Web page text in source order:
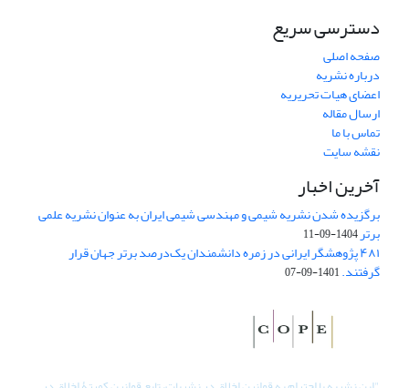
دسترسی سریع
صفحه اصلی
درباره نشریه
اعضای هیات تحریریه
ارسال مقاله
تماس با ما
نقشه سایت
آخرین اخبار
برگزیده شدن نشریه شیمی و مهندسی شیمی ایران به عنوان نشریه علمی
برتر1404-09-11
۴۸۱ پژوهشگر ایرانی در زمره دانشمندان یک‌درصد برتر جهان قرار
گرفتند.1401-09-07